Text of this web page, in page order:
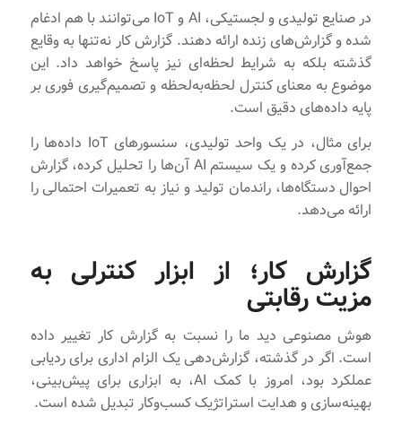
در صنایع تولیدی و لجستیکی، AI و IoT می‌توانند با هم ادغام
شده و گزارش‌های زنده ارائه دهند. گزارش‌ کار نه‌تنها به وقایع
گذشته بلکه به شرایط لحظه‌ای نیز پاسخ خواهد داد. این
موضوع به معنای کنترل لحظه‌به‌لحظه و تصمیم‌گیری فوری بر
پایه داده‌های دقیق است.
برای مثال، در یک واحد تولیدی، سنسورهای IoT داده‌ها را
جمع‌آوری کرده و یک سیستم AI آن‌ها را تحلیل کرده، گزارش
احوال دستگاه‌ها، راندمان تولید و نیاز به تعمیرات احتمالی را
ارائه می‌دهد.
گزارش‌ کار؛ از ابزار کنترلی به
مزیت رقابتی
هوش مصنوعی دید ما را نسبت به گزارش کار تغییر داده
است. اگر در گذشته، گزارش‌دهی یک الزام اداری برای ردیابی
عملکرد بود، امروز با کمک AI، به ابزاری برای پیش‌بینی،
بهینه‌سازی و هدایت استراتژیک کسب‌وکار تبدیل شده است.